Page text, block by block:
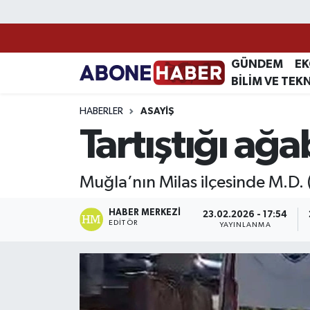
GÜNDEM
BİLİM VE
HABERLER ASAYIŞ
Tartıştığı
Muğla’nın Milas ilçesinde
HABER MERKEZI
EDITÖR
23.02.2026 - 17:54
YAYINLANMA
Yazarlar
Bilim ve Teknoloji
Nöbetçi Eczaneler
Süper Lig Puan Durumu ve Fikstür
Tüm Manşetler
Son Dakika Haberleri